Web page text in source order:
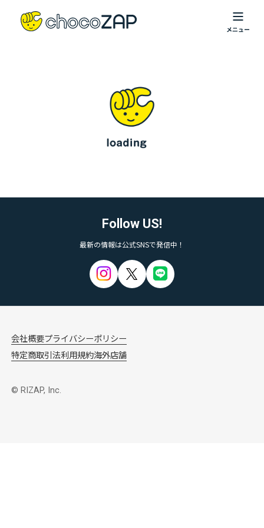
Follow US!
最新の情報は公式SNSで発信中！
会社概要プライバシーポリシー
特定商取引法利用規約海外店舗
© RIZAP, Inc.